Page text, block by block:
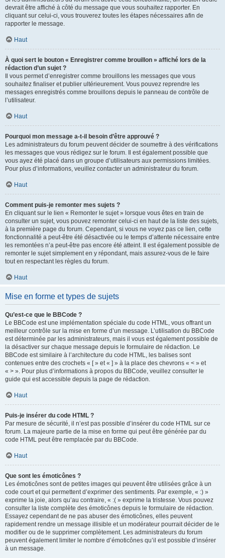
devrait être affiché à côté du message que vous souhaitez rapporter. En
cliquant sur celui-ci, vous trouverez toutes les étapes nécessaires afin de
rapporter le message.
Haut
À quoi sert le bouton « Enregistrer comme brouillon » affiché lors de la
rédaction d’un sujet ?
Il vous permet d’enregistrer comme brouillons les messages que vous
souhaitez finaliser et publier ultérieurement. Vous pouvez reprendre les
messages enregistrés comme brouillons depuis le panneau de contrôle de
l’utilisateur.
Haut
Pourquoi mon message a-t-il besoin d’être approuvé ?
Les administrateurs du forum peuvent décider de soumettre à des vérifications
les messages que vous rédigez sur le forum. Il est également possible que
vous ayez été placé dans un groupe d’utilisateurs aux permissions limitées.
Pour plus d’informations, veuillez contacter un administrateur du forum.
Haut
Comment puis-je remonter mes sujets ?
En cliquant sur le lien « Remonter le sujet » lorsque vous êtes en train de
consulter un sujet, vous pouvez remonter celui-ci en haut de la liste des sujets,
à la première page du forum. Cependant, si vous ne voyez pas ce lien, cette
fonctionnalité a peut-être été désactivée ou le temps d’attente nécessaire entre
les remontées n’a peut-être pas encore été atteint. Il est également possible de
remonter le sujet simplement en y répondant, mais assurez-vous de le faire
tout en respectant les règles du forum.
Haut
Mise en forme et types de sujets
Qu’est-ce que le BBCode ?
Le BBCode est une implémentation spéciale du code HTML, vous offrant un
meilleur contrôle sur la mise en forme d’un message. L’utilisation du BBCode
est déterminée par les administrateurs, mais il vous est également possible de
la désactiver sur chaque message depuis le formulaire de rédaction. Le
BBCode est similaire à l’architecture du code HTML, les balises sont
contenues entre des crochets « [ » et « ] » à la place des chevrons « < » et
« > ». Pour plus d’informations à propos du BBCode, veuillez consulter le
guide qui est accessible depuis la page de rédaction.
Haut
Puis-je insérer du code HTML ?
Par mesure de sécurité, il n’est pas possible d’insérer du code HTML sur ce
forum. La majeure partie de la mise en forme qui peut être générée par du
code HTML peut être remplacée par du BBCode.
Haut
Que sont les émoticônes ?
Les émoticônes sont de petites images qui peuvent être utilisées grâce à un
code court et qui permettent d’exprimer des sentiments. Par exemple, « :) »
exprime la joie, alors qu’au contraire, « :( » exprime la tristesse. Vous pouvez
consulter la liste complète des émoticônes depuis le formulaire de rédaction.
Essayez cependant de ne pas abuser des émoticônes, elles peuvent
rapidement rendre un message illisible et un modérateur pourrait décider de le
modifier ou de le supprimer complètement. Les administrateurs du forum
peuvent également limiter le nombre d’émoticônes qu’il est possible d’insérer
à un message.